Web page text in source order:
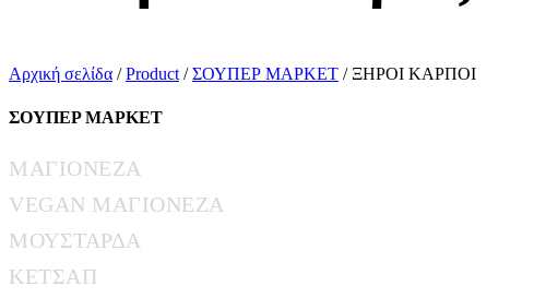
Αρχική σελίδα /Product /ΣΟΥΠΕΡ ΜΑΡΚΕΤ / ΞΗΡΟΙ ΚΑΡΠΟΙ
ΣΟΥΠΕΡ ΜΑΡΚΕΤ
ΜΑΓΙΟΝΕΖΑ
VEGAN ΜΑΓΙΟΝΕΖΑ
ΜΟΥΣΤΑΡΔΑ
ΚΕΤΣΑΠ